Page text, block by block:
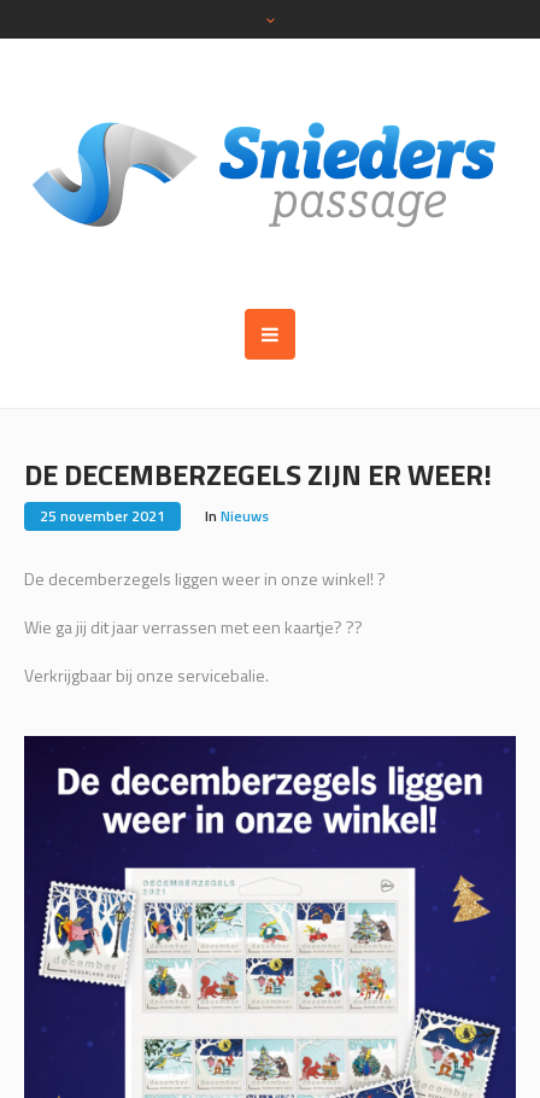
DE DECEMBERZEGELS ZIJN ER WEER!
25 november 2021 In Nieuws
De decemberzegels liggen weer in onze winkel! ?
Wie ga jij dit jaar verrassen met een kaartje? ??
Verkrijgbaar bij onze servicebalie.